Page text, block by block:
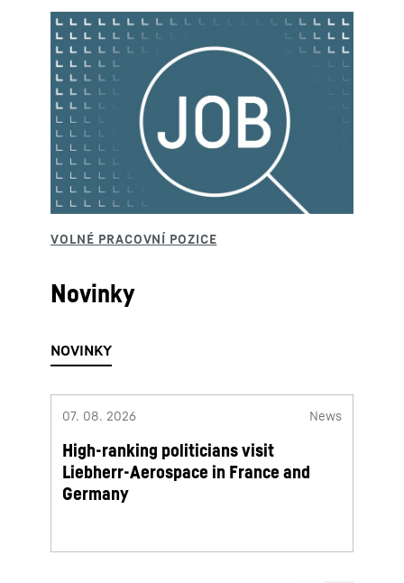
Novinky
07. 08. 2026 News
High-ranking politicians visit
Liebherr-Aerospace in France and
Germany